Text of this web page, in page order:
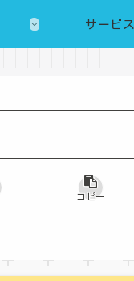
サービス
コピー